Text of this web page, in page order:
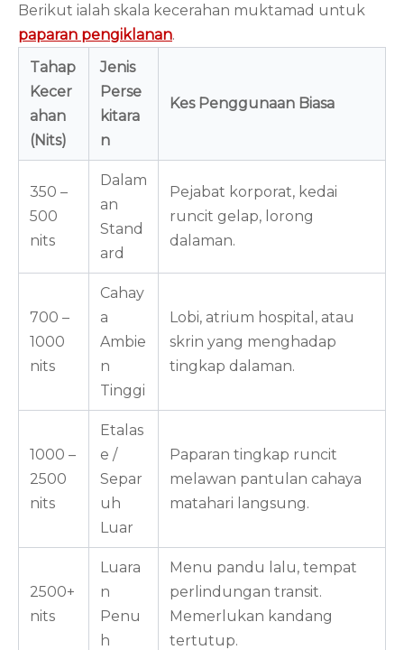
Berikut ialah skala kecerahan muktamad untuk
paparan pengiklanan.
Tahap
Kecer
ahan
(Nits)
Jenis
Perse
kitara
n
Kes Penggunaan Biasa
350 –
500
nits
Dalam
an
Stand
ard
Pejabat korporat, kedai
runcit gelap, lorong
dalaman.
700 –
1000
nits
Cahay
a
Ambie
n
Tinggi
Lobi, atrium hospital, atau
skrin yang menghadap
tingkap dalaman.
1000 –
2500
nits
Etalas
e /
Separ
uh
Luar
Paparan tingkap runcit
melawan pantulan cahaya
matahari langsung.
2500+
nits
Luara
n
Penu
h
Menu pandu lalu, tempat
perlindungan transit.
Memerlukan kandang
tertutup.